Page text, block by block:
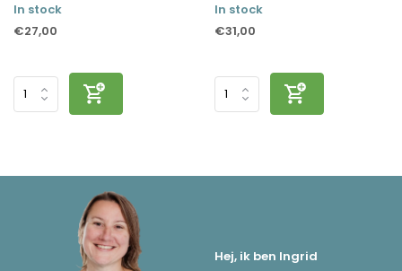
In stock
€27,00
In stock
€31,00
Hej, ik ben Ingrid